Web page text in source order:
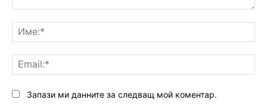
Запази ми данните за следващ мой коментар.